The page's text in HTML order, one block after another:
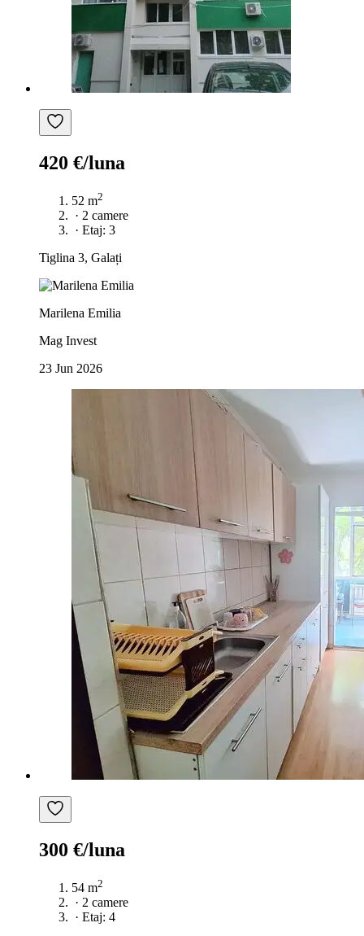
420 €/luna
52 m2
· 2 camere
· Etaj: 3
Tiglina 3, Galați
Marilena Emilia
Mag Invest
23 Jun 2026
300 €/luna
54 m2
· 2 camere
· Etaj: 4